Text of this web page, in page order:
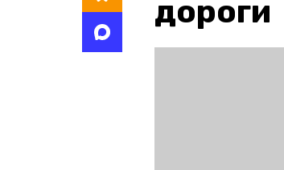
дороги